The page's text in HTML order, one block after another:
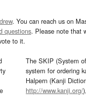
. You can reach us on
questions. Please note that
to it.
The SKIP (System
system for ordering
Halpern (Kanji
http://www.kanji.org/